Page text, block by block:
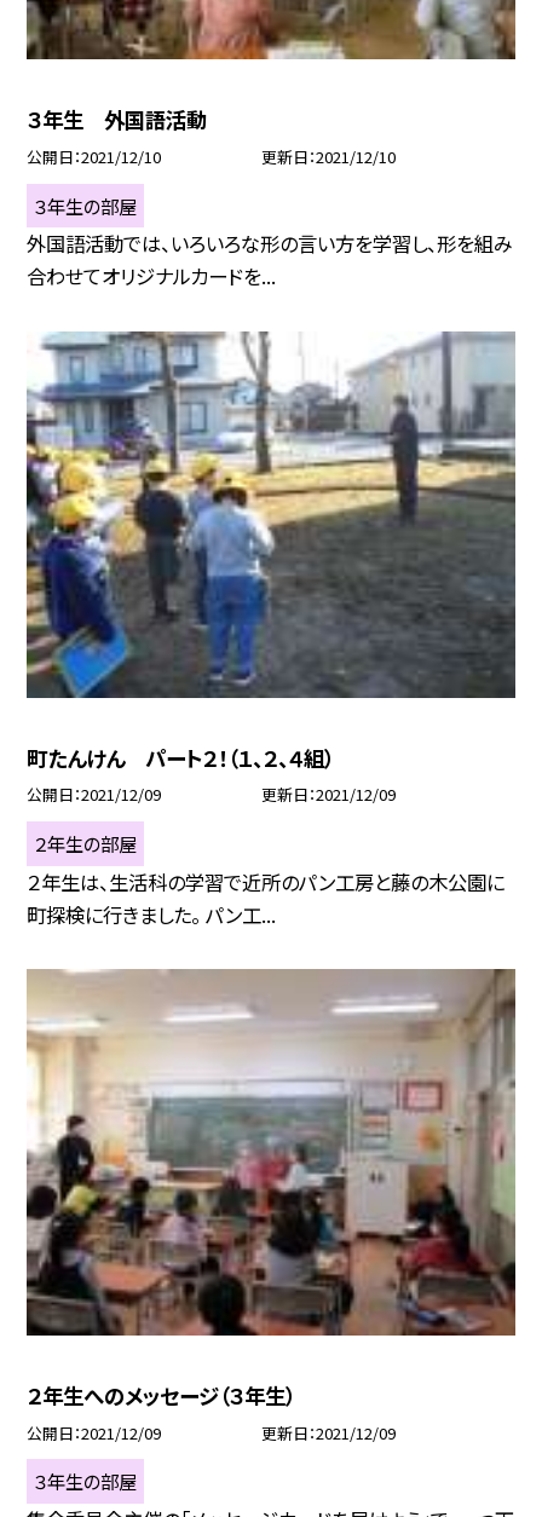
３年生 外国語活動
公開日 2021/12/10 更新日 2021/12/10
３年生の部屋
外国語活動では、いろいろな形の言い方を学習し、形を組み
合わせてオリジナルカードを...
町たんけん パート２！（１、２、４組）
公開日 2021/12/09 更新日 2021/12/09
２年生の部屋
２年生は、生活科の学習で近所のパン工房と藤の木公園に
町探検に行きました。 パン工...
２年生へのメッセージ（３年生）
公開日 2021/12/09 更新日 2021/12/09
３年生の部屋